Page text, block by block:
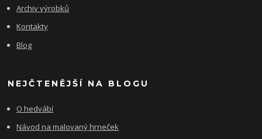
Archiv výrobků
Kontakty
Blog
NEJČTENĚJŠÍ NA BLOGU
O hedvábí
Návod na malovaný hrneček